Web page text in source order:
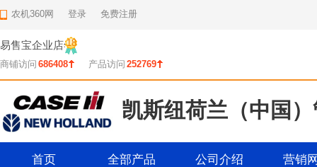
农机360网 登录 免费注册
易售宝企业店 18
年
商铺访问 686408 产品访问 252769
凯斯纽荷兰（中国
首页 全部产品 公司介绍 营销